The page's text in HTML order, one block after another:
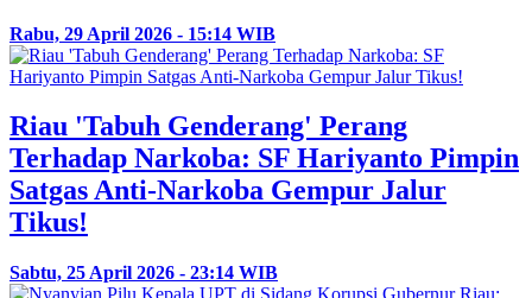
Rabu, 29 April 2026 - 15:14 WIB
Riau 'Tabuh Genderang' Perang
Terhadap Narkoba: SF Hariyanto Pimpin
Satgas Anti-Narkoba Gempur Jalur
Tikus!
Sabtu, 25 April 2026 - 23:14 WIB